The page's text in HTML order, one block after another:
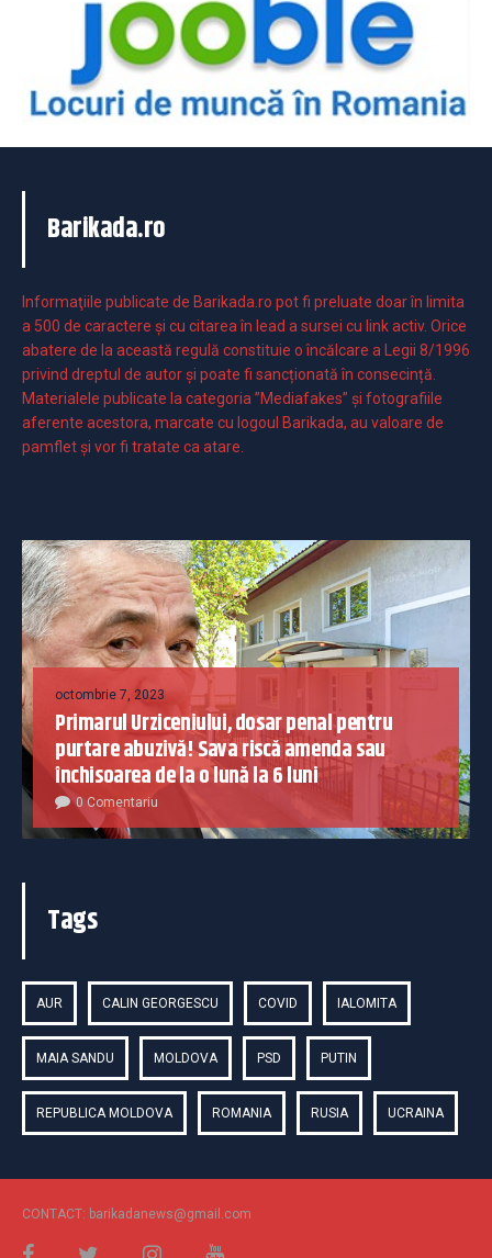
Barikada.ro
Informaţiile publicate de Barikada.ro pot fi preluate doar în limita
a 500 de caractere şi cu citarea în lead a sursei cu link activ. Orice
abatere de la această regulă constituie o încălcare a Legii 8/1996
privind dreptul de autor și poate fi sancționată în consecință.
Materialele publicate la categoria ”Mediafakes” și fotografiile
aferente acestora, marcate cu logoul Barikada, au valoare de
pamflet și vor fi tratate ca atare.
octombrie 7, 2023
Primarul Urziceniului, dosar penal pentru
purtare abuzivă! Sava riscă amenda sau
închisoarea de la o lună la 6 luni
0 Comentariu
Tags
AUR CALIN GEORGESCU COVID IALOMITA
MAIA SANDU MOLDOVA PSD PUTIN
REPUBLICA MOLDOVA ROMANIA RUSIA UCRAINA
CONTACT: barikadanews@gmail.com